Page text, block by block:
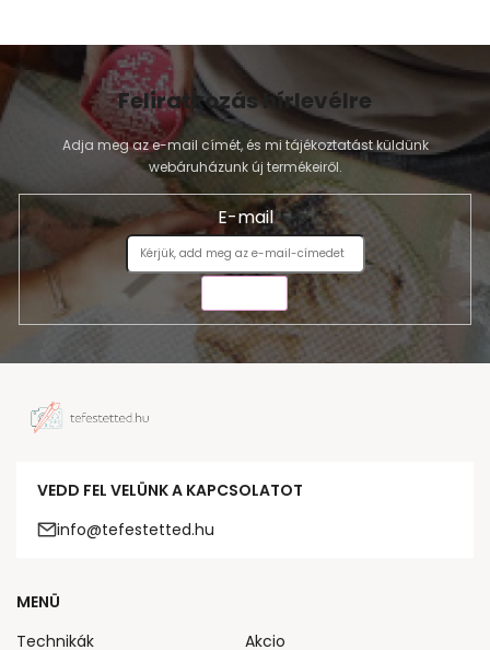
Feliratkozás hírlevélre
Adja meg az e-mail címét, és mi tájékoztatást küldünk
webáruházunk új termékeiről.
E-mail
VEDD FEL VELÜNK A KAPCSOLATOT
info@tefestetted.hu
MENÜ
Technikák
Akcio